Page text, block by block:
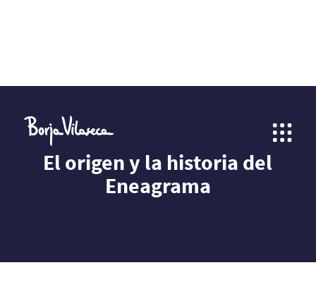
El origen y la historia del
Eneagrama